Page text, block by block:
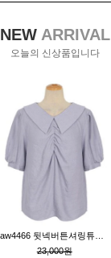
NEWARRIVAL
오늘의 신상품입니다
23,000원